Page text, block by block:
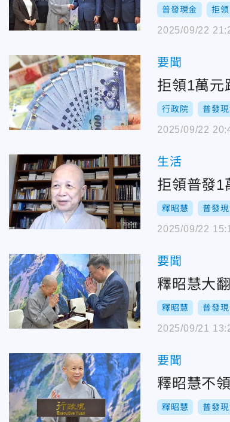
普發現金 拒領
2025/09/22
要聞
拒領1萬元
行政院 普發
2025/09/22
生活
拒領普發
釋昭慧 普發
2025/09/22
要聞
釋昭慧大
釋昭慧 普發
2025/09/21
要聞
釋昭慧不
釋昭慧 普發